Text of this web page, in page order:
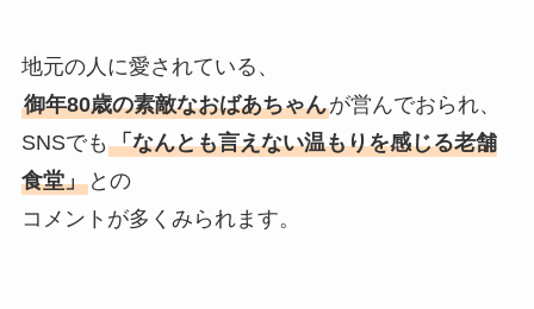
地元の人に愛されている、
御年80歳の素敵なおばあちゃんが営んでおられ、
SNSでも 「なんとも言えない温もりを感じる老舗
食堂」との
コメントが多くみられます。